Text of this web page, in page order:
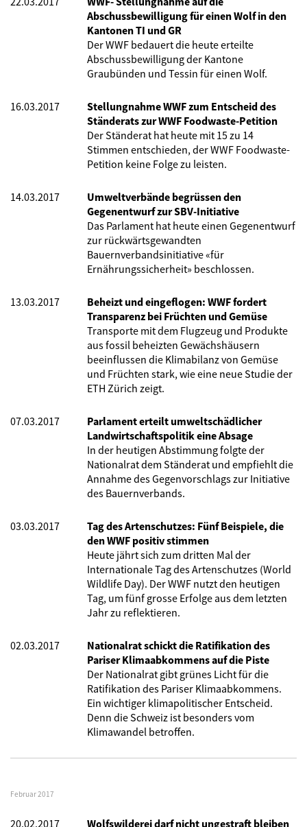
Abschussbewilligung für einen Wolf in den
Kantonen TI und GR
Der WWF bedauert die heute erteilte
Abschussbewilligung der Kantone
Graubünden und Tessin für einen Wolf.
16.03.2017
Stellungnahme WWF zum Entscheid des
Ständerats zur WWF Foodwaste-Petition
Der Ständerat hat heute mit 15 zu 14
Stimmen entschieden, der WWF Foodwaste-
Petition keine Folge zu leisten.
14.03.2017
Umweltverbände begrüssen den
Gegenentwurf zur SBV-Initiative
Das Parlament hat heute einen Gegenentwurf
zur rückwärtsgewandten
Bauernverbandsinitiative «für
Ernährungssicherheit» beschlossen.
13.03.2017
Beheizt und eingeflogen: WWF fordert
Transparenz bei Früchten und Gemüse
Transporte mit dem Flugzeug und Produkte
aus fossil beheizten Gewächshäusern
beeinflussen die Klimabilanz von Gemüse
und Früchten stark, wie eine neue Studie der
ETH Zürich zeigt.
07.03.2017
Parlament erteilt umweltschädlicher
Landwirtschaftspolitik eine Absage
In der heutigen Abstimmung folgte der
Nationalrat dem Ständerat und empfiehlt die
Annahme des Gegenvorschlags zur Initiative
des Bauernverbands.
03.03.2017
Tag des Artenschutzes: Fünf Beispiele, die
den WWF positiv stimmen
Heute jährt sich zum dritten Mal der
Internationale Tag des Artenschutzes (World
Wildlife Day). Der WWF nutzt den heutigen
Tag, um fünf grosse Erfolge aus dem letzten
Jahr zu reflektieren.
02.03.2017
Nationalrat schickt die Ratifikation des
Pariser Klimaabkommens auf die Piste
Der Nationalrat gibt grünes Licht für die
Ratifikation des Pariser Klimaabkommens.
Ein wichtiger klimapolitischer Entscheid.
Denn die Schweiz ist besonders vom
Klimawandel betroffen.
Februar 2017
20.02.2017 Wolfswilderei darf nicht ungestraft bleiben